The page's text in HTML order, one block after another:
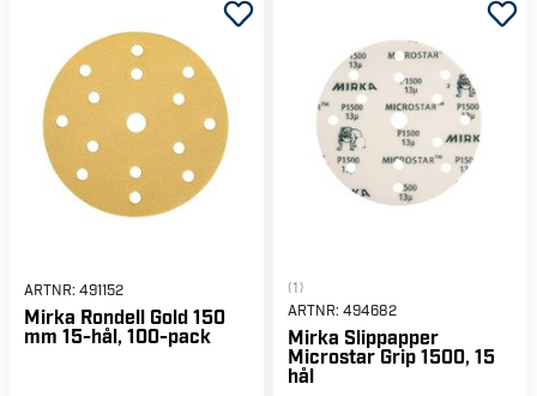
ARTNR: 491152
Mirka Rondell Gold 150
mm 15-hål, 100-pack
(1)
ARTNR: 494682
Mirka Slippapper
Microstar Grip 1500, 15
hål